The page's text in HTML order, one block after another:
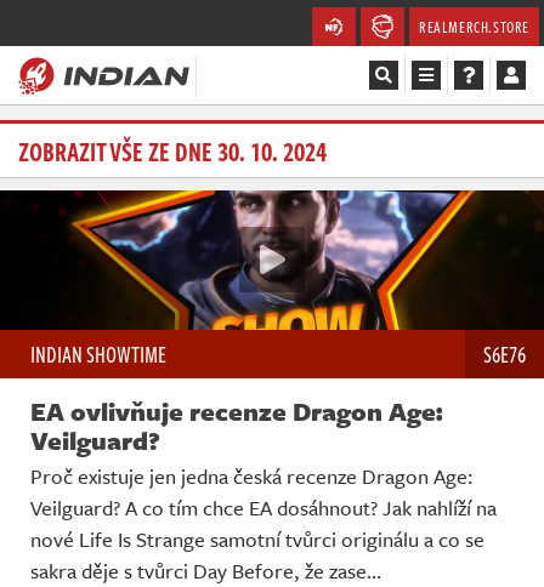
REALMERCH.STORE
Magazín
Recenze
Databáze
Komunita
Redakce
Živě
ZOBRAZIT VŠE ZE DNE 30. 10. 2024
INDIAN SHOWTIME S6E76
EA ovlivňuje recenze Dragon Age:
Veilguard?
Proč existuje jen jedna česká recenze Dragon Age:
Veilguard? A co tím chce EA dosáhnout? Jak nahlíží na
nové Life Is Strange samotní tvůrci originálu a co se
sakra děje s tvůrci Day Before, že zase…